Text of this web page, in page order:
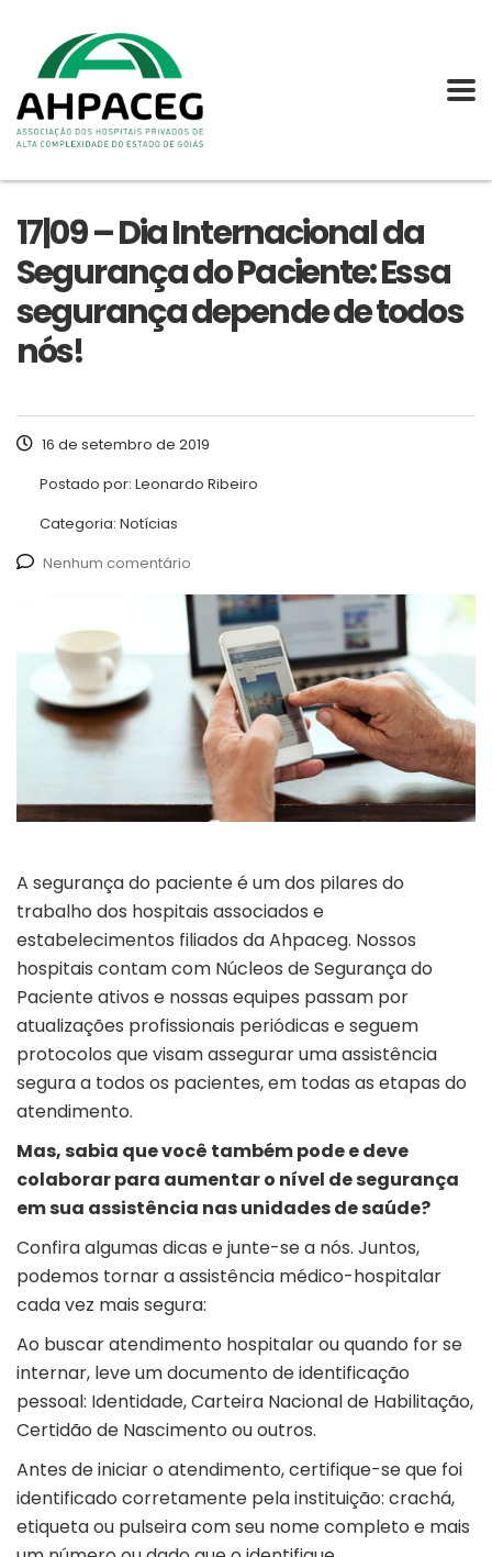
17|09 – Dia Internacional da
Segurança do Paciente: Essa
segurança depende de todos
nós!
16 de setembro de 2019
Postado por: Leonardo Ribeiro
Categoria: Notícias
Nenhum comentário
A segurança do paciente é um dos pilares do
trabalho dos hospitais associados e
estabelecimentos filiados da Ahpaceg. Nossos
hospitais contam com Núcleos de Segurança do
Paciente ativos e nossas equipes passam por
atualizações profissionais periódicas e seguem
protocolos que visam assegurar uma assistência
segura a todos os pacientes, em todas as etapas do
atendimento.
Mas, sabia que você também pode e deve
colaborar para aumentar o nível de segurança
em sua assistência nas unidades de saúde?
Confira algumas dicas e junte-se a nós. Juntos,
podemos tornar a assistência médico-hospitalar
cada vez mais segura:
Ao buscar atendimento hospitalar ou quando for se
internar, leve um documento de identificação
pessoal: Identidade, Carteira Nacional de Habilitação,
Certidão de Nascimento ou outros.
Antes de iniciar o atendimento, certifique-se que foi
identificado corretamente pela instituição: crachá,
etiqueta ou pulseira com seu nome completo e mais